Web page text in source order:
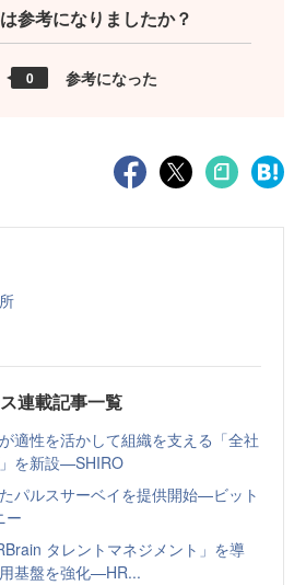
参考になりましたか？
0 参考になった
連載記事一覧
適性を活かして組織を支える「全社
を新設—SHIRO
パルスサーベイを提供開始—ビット
ー
タレントマネジメント」を導
基盤を強化—HR...